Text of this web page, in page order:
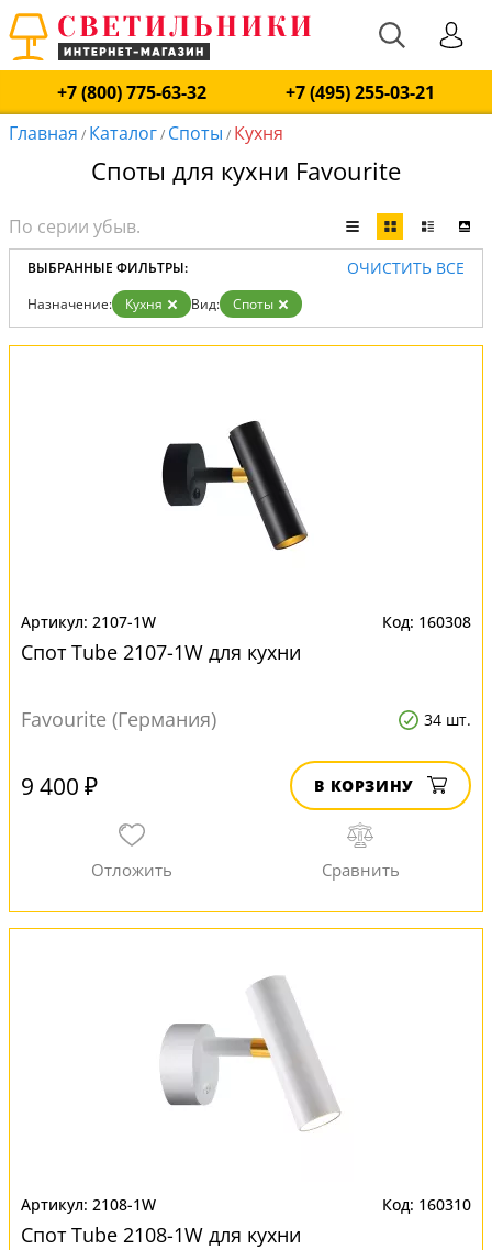
+7 (800) 775-63-32
+7 (495) 255-03-21
Главная / Каталог/ Споты / Кухня
Споты для кухни Favourite
ВЫБРАННЫЕ ФИЛЬТРЫ: ОЧИСТИТЬ ВСЕ
Назначение: Кухня Вид: Споты
2107-1W 160308
Спот Tube 2107-1W для кухни
Favourite (Германия) 34 шт.
9 400 ₽ В КОРЗИНУ
2108-1W 160310
Спот Tube 2108-1W для кухни